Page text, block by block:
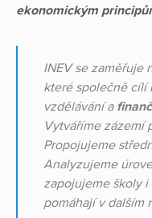
ekonomickým
INEV se zaměřuje
které společně cílí
vzdělávání a
Vytváříme zázemí
Propojujeme
Analyzujeme
zapojujeme školy
pomáhají v dalším